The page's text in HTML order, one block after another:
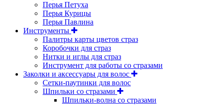
Перья Петуха
Перья Курицы
Перья Павлина
Инструменты
Палитры карты цветов страз
Коробочки для страз
Нитки и иглы для страз
Инструмент для работы со стразами
Заколки и аксессуары для волос
Сетки-паутинки для волос
Шпильки со стразами
Шпильки-волна со стразами